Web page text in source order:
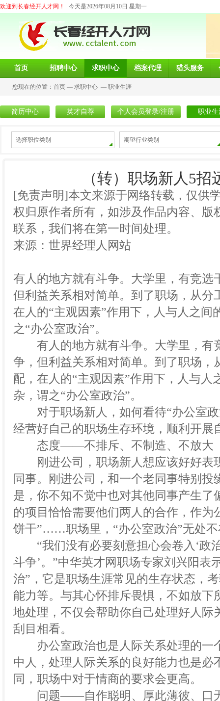
欢迎到长春经开人才网！ 今天是2026年08月10日 星期一
首页 招聘中心 求职中心 档案代理 猎头服务
您现在的位置： 首页 — 求职中心 — 职业生涯
简历中心 英才自荐 个人会员登录/注册 职业生
选择职位类别 期望行业类别
（转）职场新人5
[免责声明]本文来源于网络转载，仅供
权归原作者所有，如涉及作品内容、版
联系，我们将在第一时间处理。
来源：世界经理人网站
有人的地方就有斗争。大学里，有竞
但利益关系相对简单。到了职场，从
在人的“主观因素”作用下，人与人之
之“办公室政治”。
有人的地方就有斗争。大学里，有
争，但利益关系相对简单。到了职场
配，在人的“主观因素”作用下，人与
杂，谓之“办公室政治”。
对于职场新人，如何看待“办公室政
经营好自己的职场生存环境，顺利开展
态度——不排斥、不制造、不放大
刚进公司，职场新人想应该好好表
同事。刚进公司，和一个老同事特别
是，你不知不觉中也对其他同事产生
的项目恰恰需要他们两人的合作，作为
饼干”……职场里，“办公室政治”无处不
“我们没有必要刻意担心会卷入‘政
斗争’。”中华英才网职场专家刘兴阳表
治”，它是职场生涯常见的生存状态，
能力等。与其心怀排斥畏惧，不如放
地处理，不仅会帮助你自己处理好人
刮目相看。
办公室政治也是人际关系处理的一
中人，处理人际关系的良好能力也是
同，职场中对于情商的要求会更高。
问题——自作聪明、厚此薄彼、口